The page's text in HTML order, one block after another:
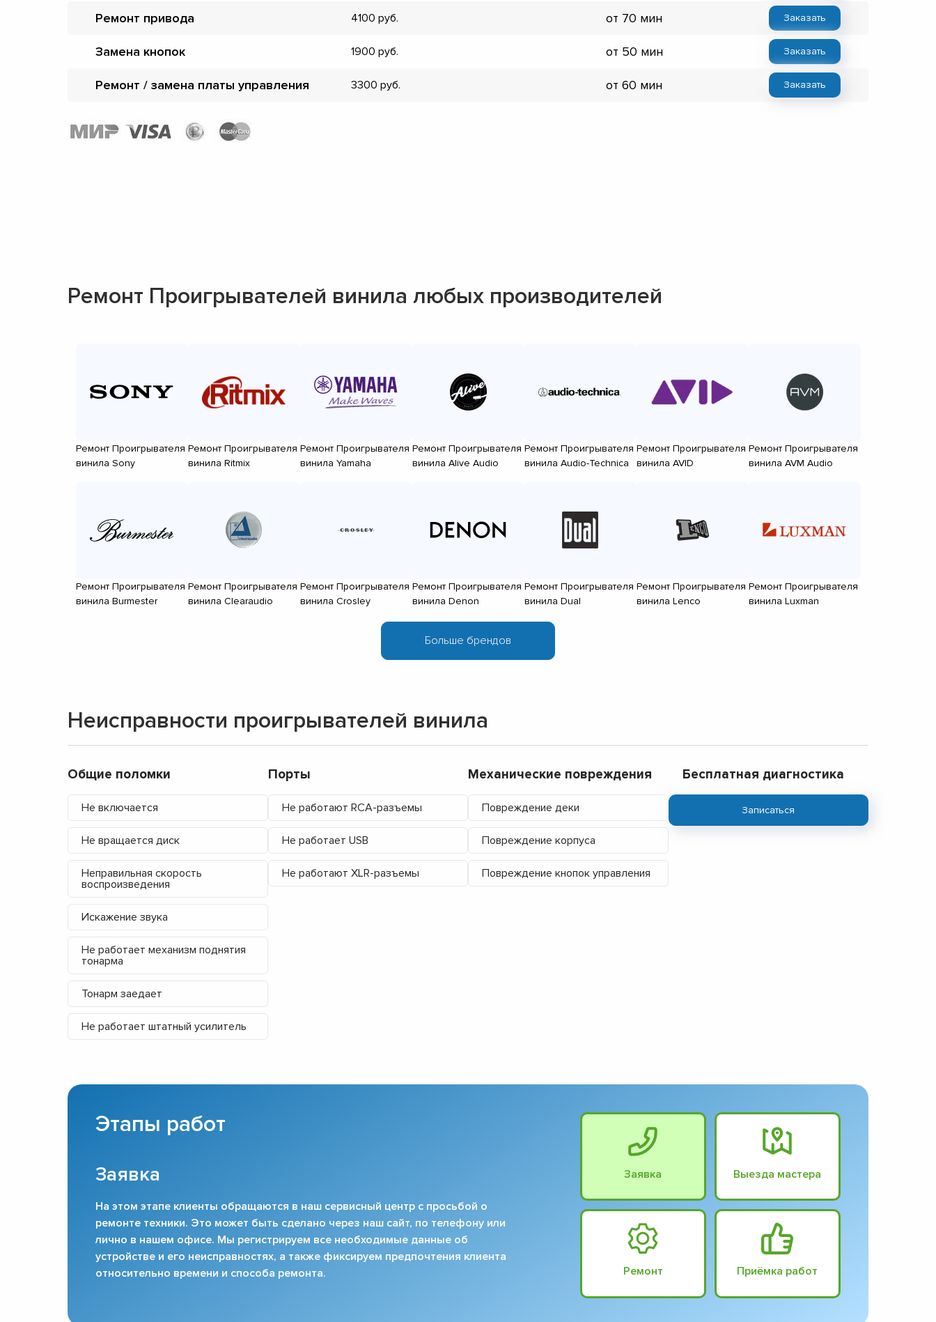
Ремонт привода 4100 от 70 мин Заказать
Замена кнопок 1900 от 50 мин Заказать
Ремонт / замена платы управления 3300 от 60 мин Заказать
Ремонт Проигрывателей винила любых производителей
Ремонт Проигрывателя
винила Sony
Ремонт Проигрывателя
винила Ritmix
Ремонт Проигрывателя
винила Yamaha
Ремонт Проигрывателя
винила Alive Audio
Ремонт Проигрывателя
винила Audio-Technica
Ремонт Проигрывателя
винила AVID
Ремонт Проигрывателя
винила AVM Audio
Ремонт Проигрывателя
винила Burmester
Ремонт Проигрывателя
винила Clearaudio
Ремонт Проигрывателя
винила Crosley
Ремонт Проигрывателя
винила Denon
Ремонт Проигрывателя
винила Dual
Ремонт Проигрывателя
винила Lenco
Ремонт Проигрывателя
винила Luxman
Неисправности проигрывателей винила
Общие поломки
Не включается
Не вращается диск
Неправильная скорость
воспроизведения
Искажение звука
Не работает механизм поднятия
тонарма
Тонарм заедает
Не работает штатный усилитель
Порты
Не работают RCA-разъемы
Не работает USB
Не работают XLR-разъемы
Механические повреждения
Повреждение деки
Повреждение корпуса
Повреждение кнопок управления
Бесплатная диагностика
Записаться
Этапы работ
Заявка
На этом этапе клиенты обращаются в наш сервисный центр с просьбой о
ремонте техники. Это может быть сделано через наш сайт, по телефону или
лично в нашем офисе. Мы регистрируем все необходимые данные об
устройстве и его неисправностях, а также фиксируем предпочтения клиента
относительно времени и способа ремонта.
Заявка Выезда мастера
Ремонт Приёмка работ